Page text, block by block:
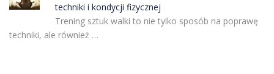
techniki i kondycji fizycznej
Trening sztuk walki to nie tylko sposób na poprawę
techniki, ale również …